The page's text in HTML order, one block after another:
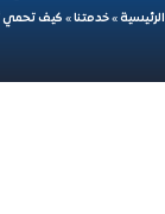
الرئيسية»خدمتنا» كيف تحمي